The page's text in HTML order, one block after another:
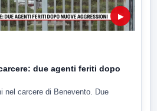
▶
due agenti feriti dopo
nel carcere di Benevento. Due